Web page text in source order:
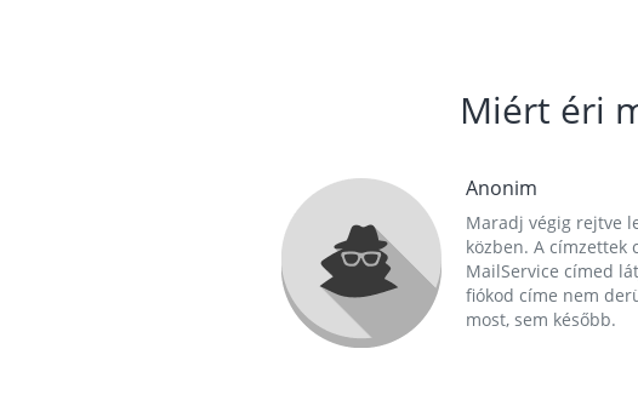
Miért éri
Anonim
Maradj végig rejtve
közben. A címzettek
MailService címed
fiókod címe nem
most, sem később.